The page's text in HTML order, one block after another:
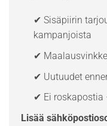
✔ Sisäpiirin
kampanjoista
✔
✔ Uutuudet
✔ Ei
Lisää